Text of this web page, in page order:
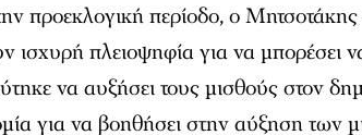
προεκλογική περίοδο, ο
ισχυρή πλειοψηφία για να μπορέσει
να αυξήσει τους μισθούς στον
για να βοηθήσει στην αύξηση των